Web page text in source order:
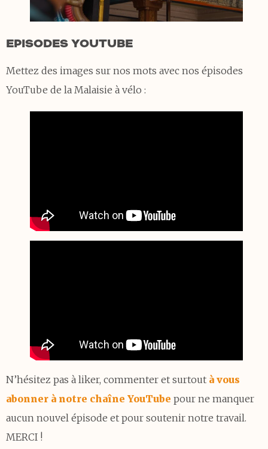
EPISODES YOUTUBE
Mettez des images sur nos mots avec nos épisodes
YouTube de la Malaisie à vélo :
N’hésitez pas à liker, commenter et surtout à vous
abonner à notre chaîne YouTube pour ne manquer
aucun nouvel épisode et pour soutenir notre travail.
MERCI !